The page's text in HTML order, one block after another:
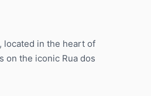
located in the heart of
on the iconic Rua dos